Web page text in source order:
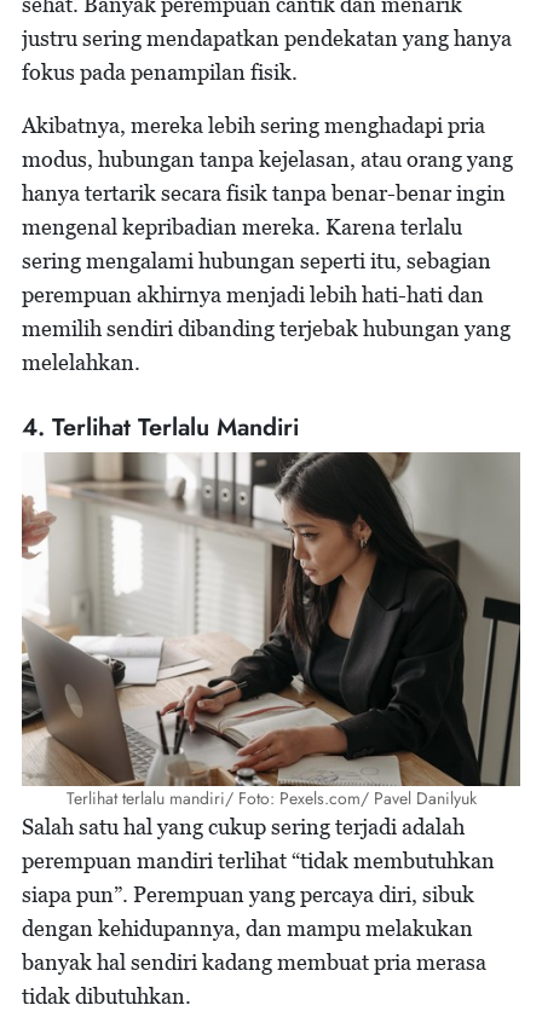
justru sering mendapatkan pendekatan yang hanya
fokus pada penampilan fisik.
Akibatnya, mereka lebih sering menghadapi pria
modus, hubungan tanpa kejelasan, atau orang yang
hanya tertarik secara fisik tanpa benar-benar ingin
mengenal kepribadian mereka. Karena terlalu
sering mengalami hubungan seperti itu, sebagian
perempuan akhirnya menjadi lebih hati-hati dan
memilih sendiri dibanding terjebak hubungan yang
melelahkan.
4. Terlihat Terlalu Mandiri
Terlihat terlalu mandiri/ Foto: Pexels.com/ Pavel Danilyuk
Salah satu hal yang cukup sering terjadi adalah
perempuan mandiri terlihat “tidak membutuhkan
siapa pun”. Perempuan yang percaya diri, sibuk
dengan kehidupannya, dan mampu melakukan
banyak hal sendiri kadang membuat pria merasa
tidak dibutuhkan.